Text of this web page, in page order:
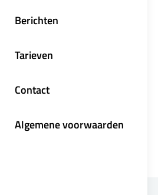
Berichten
Tarieven
Contact
Algemene voorwaarden